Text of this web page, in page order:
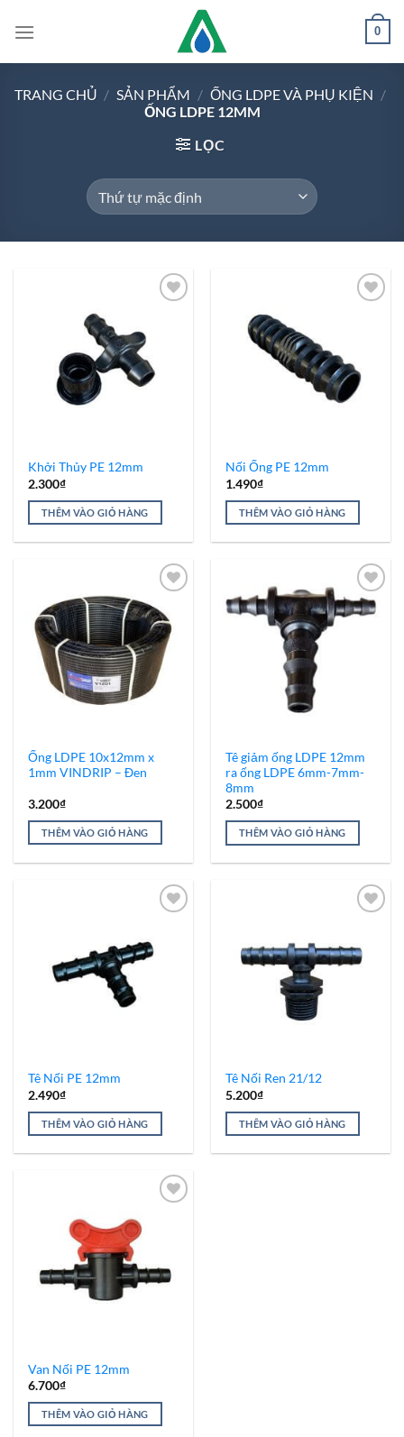
đến
0
TRANG CHỦ / SẢN PHẨM / ỐNG LDPE VÀ PHỤ KIỆN /
ỐNG LDPE 12MM
LỌC
Wishlist
Khởi Thủy PE 12mm
2.300₫
THÊM VÀO GIỎ HÀNG
Nối Ống PE 12mm
1.490₫
THÊM VÀO GIỎ HÀNG
Add to
Wishlist
Ống LDPE 10x12mm x
1mm VINDRIP – Đen
3.200₫
THÊM VÀO GIỎ HÀNG
Tê giảm ống LDPE 12mm
ra ống LDPE 6mm-7mm-
8mm
2.500₫
THÊM VÀO GIỎ HÀNG
Add to
Tê Nối PE 12mm
2.490₫
THÊM VÀO GIỎ HÀNG
Add to
Wishlist
Tê Nối Ren 21/12
5.200₫
THÊM VÀO GIỎ HÀNG
Van Nối PE 12mm
6.700₫
THÊM VÀO GIỎ HÀNG